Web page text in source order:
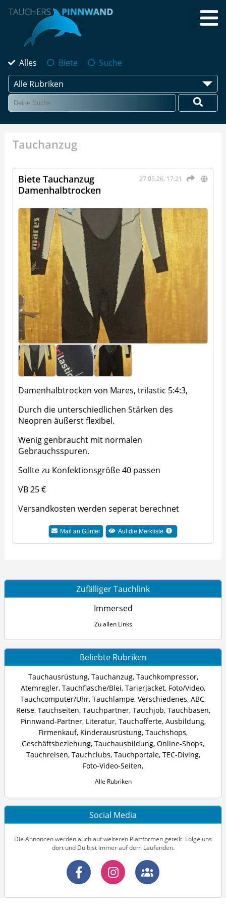
Alles Biete
Suche
Alle Rubriken
Tauchanzug
27.05.26, 17:21
Biete Tauchanzug
Damenhalbtrocken
Damenhalbtrocken von Mares, trilastic 5:4:3,
Durch die unterschiedlichen Stärken des
Neopren äußerst flexibel.
Wenig genbraucht mit normalen
Gebrauchsspuren.
Sollte zu Konfektionsgröße 40 passen
VB 25 €
Versandkosten werden seperat berechnet
Mail an Günter Auf die Merkliste
Zufälliger Tauchlink
Immersed
Zu allen Links
Beliebte Rubriken
Tauchausrüstung, Tauchanzug, Tauchkompressor,
Atemregler, Tauchflasche/Blei, Tarierjacket, Foto/Video,
Tauchcomputer/Uhr, Tauchlampe, Verschiedenes, ABC,
Reise, Tauchseiten, Tauchpartner, Tauchjob, Tauchbasen,
Pinnwand-Partner, Literatur, Tauchofferte, Ausbildung,
Firmenkauf, Kinderausrüstung, Tauchshops,
Geschäftsbeziehung, Tauchausbildung, Online-Shops,
Tauchreisen, Tauchclubs, Tauchportale, TEC-Diving,
Foto-Video-Seiten,
Alle Rubriken
Social Media
Die Annoncen werden auch auf weiteren Plattformen geteilt. Folge uns
dort und Du bist immer auf dem Laufenden.